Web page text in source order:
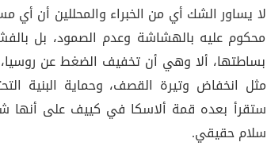
لا يساور الشك أي من الخبراء والمحللين أن أي
محكوم عليه بالهشاشة وعدم الصمود، بل
بساطتها، ألا وهي أن تخفيف الضغط عن
مثل انخفاض وتيرة القصف، وحماية البنية
ستقرأ بعده قمة ألاسكا في كييف على أنها
سلام حقيقي.